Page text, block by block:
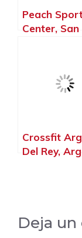
Peach
Center, San
Crossfit
Del Rey,
Deja